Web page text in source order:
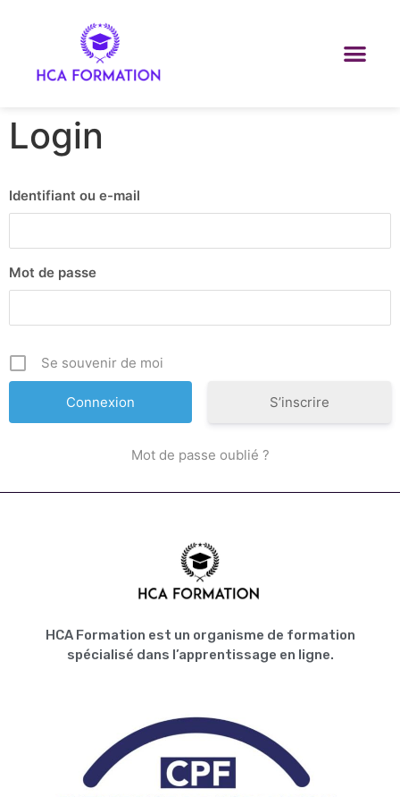
Login
Identifiant ou e-mail
Mot de passe
Se souvenir de moi
S’inscrire
Mot de passe oublié ?
HCA Formation est un organisme de formation
spécialisé dans l’apprentissage en ligne.